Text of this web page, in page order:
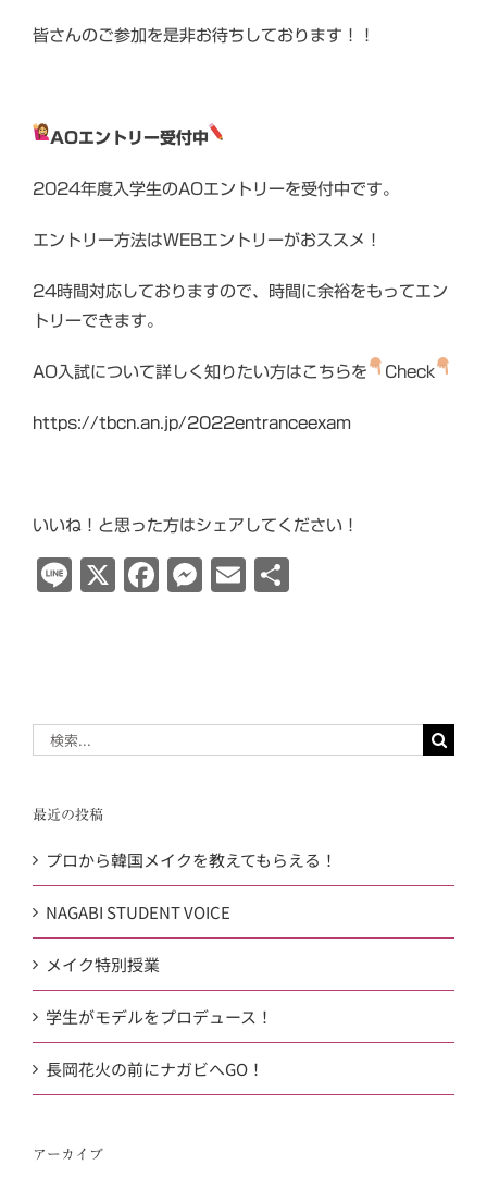
皆さんのご参加を是非お待ちしております！！
AOエントリー受付中
2024年度入学生のAOエントリーを受付中です。
エントリー方法はWEBエントリーがおススメ！
24時間対応しておりますので、時間に余裕をもってエン
トリーできます。
AO入試について詳しく知りたい方はこちらを Check
https://tbcn.an.jp/2022entranceexam
いいね！と思った方はシェアしてください！
Line
X Facebook
Messenger
Email
最近の投稿
プロから韓国メイクを教えてもらえる！
NAGABI STUDENT VOICE
メイク特別授業
学生がモデルをプロデュース！
長岡花火の前にナガビへGO！
アーカイブ